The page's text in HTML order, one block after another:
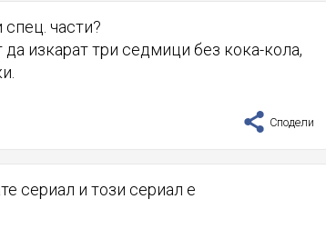
части?
изкарат три седмици без кока-кола,
Сподели
сериал и този сериал е